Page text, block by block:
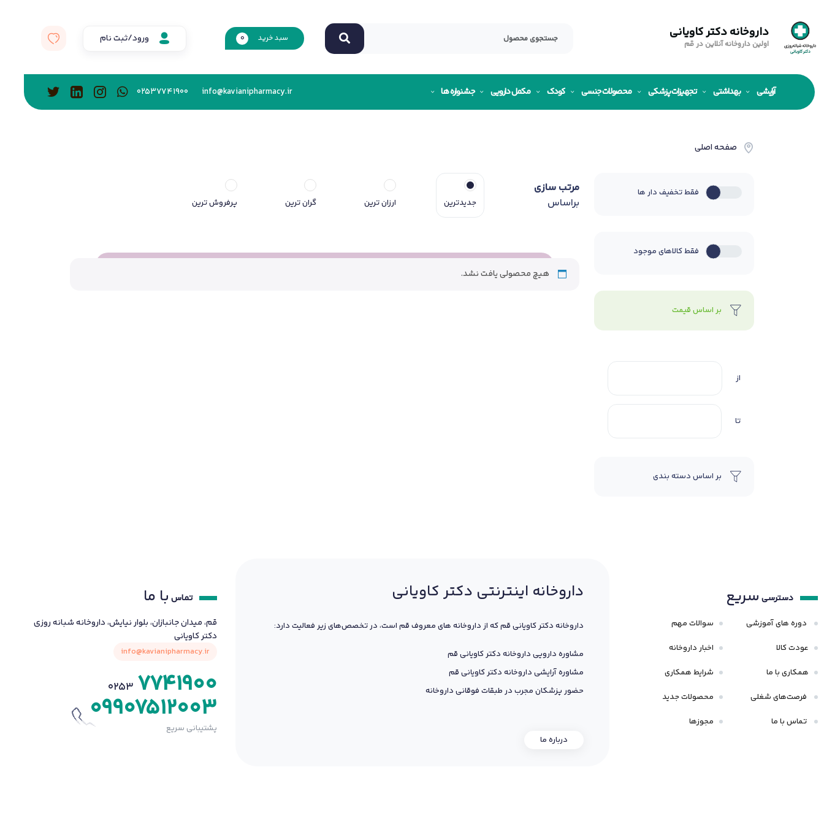
داروخانه دکتر کاویانی
اولین داروخانه آنلاین در قم
سبد خرید 0 ورود/ثبت نام
آرایشی بهداشتی تجهیزات پزشکی محصولات جنسی کودک مکمل دارویی جشنواره ها info@kavianipharmacy.ir
02537741900
صفحه اصلی
فقط تخفیف دار ها
فقط کالاهای موجود
بر اساس قیمت
از
تا
بر اساس دسته بندی
مرتب سازی
براساس
جدیدترین ارزان ترین گران ترین پرفروش ترین
هیچ محصولی یافت نشد.
دسترسی سریع
دوره های آموزشی
عودت کالا
همکاری با ما
فرصت‌های شغلی
تماس با ما
سوالات مهم
اخبار داروخانه
شرایط همکاری
محصولات جدید
مجوزها
داروخانه اینترنتی دکتر کاویانی
داروخانه دکتر کاویانی قم که از داروخانه های معروف قم است، در تخصص‌های زیر فعالیت دارد:
مشاوره دارویی داروخانه دکتر کاویانی قم
مشاوره آرایشی داروخانه دکتر کاویانی قم
حضور پزشکان مجرب در طبقات فوقانی داروخانه
درباره ما
تماس با ما
قم، میدان جانبازان، بلوار نیایش، داروخانه شبانه روزی
دکتر کاویانی
info@kavianipharmacy.ir
0253 7741900
09907512003
پشتیبانی سریع